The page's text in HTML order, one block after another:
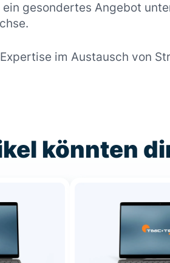
gesondertes Angebot
im Austausch von
könnten